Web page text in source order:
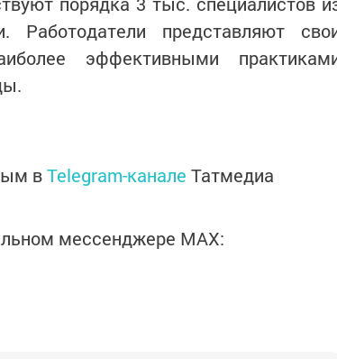
представляют
эффективными
вTelegram-канале Татмедиа
мессенджере MАХ: